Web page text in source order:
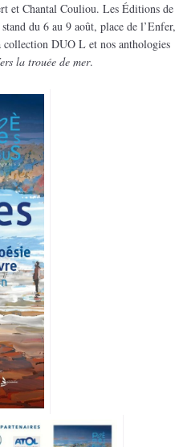
et Chantal Couliou. Les Éditions de
du 6 au 9 août, place de l’Enfer,
collection DUO L et nos anthologies
la trouée de mer.